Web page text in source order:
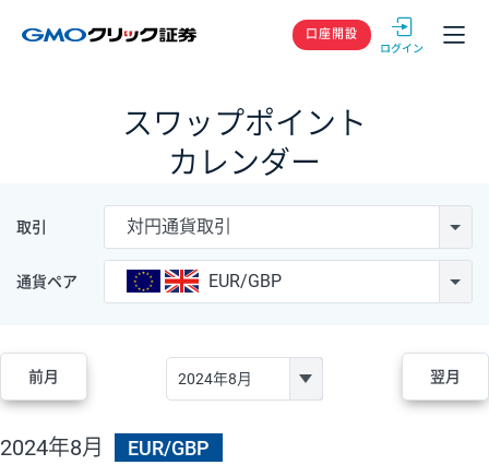
GMOクリック
口座開設
スワップポイント
カレンダー
取引 対円通貨取引
通貨ペア EUR/GBP
前月 翌月
2024年8月 EUR/GBP